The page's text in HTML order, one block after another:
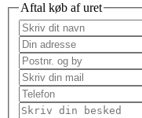
Aftal køb af uret